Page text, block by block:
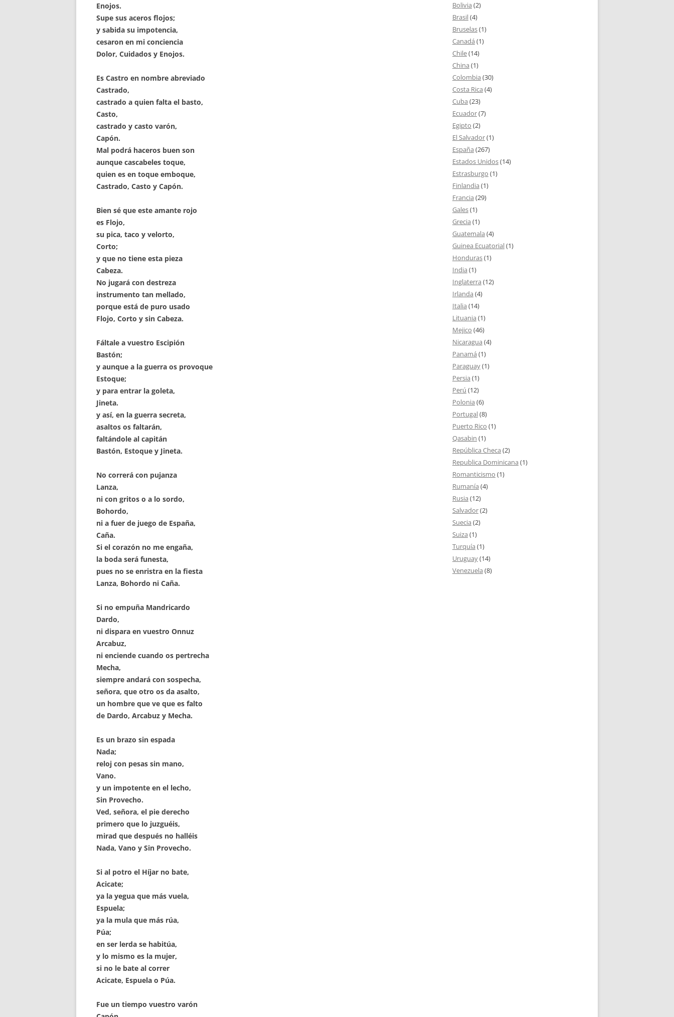
Enojos.
Supe sus aceros flojos;
y sabida su impotencia,
cesaron en mi conciencia
Dolor, Cuidados y Enojos.
Es Castro en nombre abreviado
Castrado,
castrado a quien falta el basto,
Casto,
castrado y casto varón,
Capón.
Mal podrá haceros buen son
aunque cascabeles toque,
quien es en toque emboque,
Castrado, Casto y Capón.
Bien sé que este amante rojo
es Flojo,
su pica, taco y velorto,
Corto;
y que no tiene esta pieza
Cabeza.
No jugará con destreza
instrumento tan mellado,
porque está de puro usado
Flojo, Corto y sin Cabeza.
Fáltale a vuestro Escipión
Bastón;
y aunque a la guerra os provoque
Estoque;
y para entrar la goleta,
Jineta.
y así, en la guerra secreta,
asaltos os faltarán,
faltándole al capitán
Bastón, Estoque y Jineta.
No correrá con pujanza
Lanza,
ni con gritos o a lo sordo,
Bohordo,
ni a fuer de juego de España,
Caña.
Si el corazón no me engaña,
la boda será funesta,
pues no se enristra en la fiesta
Lanza, Bohordo ni Caña.
Si no empuña Mandricardo
Dardo,
ni dispara en vuestro Onnuz
Arcabuz,
ni enciende cuando os pertrecha
Mecha,
siempre andará con sospecha,
señora, que otro os da asalto,
un hombre que ve que es falto
de Dardo, Arcabuz y Mecha.
Es un brazo sin espada
Nada;
reloj con pesas sin mano,
Vano.
y un impotente en el lecho,
Sin Provecho.
Ved, señora, el pie derecho
primero que lo juzguéis,
mirad que después no halléis
Nada, Vano y Sin Provecho.
Si al potro el Híjar no bate,
Acicate;
ya la yegua que más vuela,
Espuela;
ya la mula que más rúa,
Púa;
en ser lerda se habitúa,
y lo mismo es la mujer,
si no le bate al correr
Acicate, Espuela o Púa.
Fue un tiempo vuestro varón
Bolivia (2)
Brasil(4)
Bruselas(1)
Canadá (1)
Chile(14)
China (1)
Colombia (30)
Costa Rica (4)
Cuba (23)
Ecuador(7)
Egipto (2)
El Salvador(1)
España (267)
Estados Unidos(14)
Estrasburgo (1)
Finlandia (1)
Francia (29)
Gales(1)
Grecia (1)
Guatemala (4)
Guinea Ecuatorial(1)
Honduras(1)
India (1)
Inglaterra (12)
Irlanda (4)
Italia (14)
Lituania (1)
Mejico (46)
Nicaragua (4)
Panamá (1)
Paraguay(1)
Persia (1)
Perú (12)
Polonia (6)
Portugal(8)
Puerto Rico (1)
Qasabin (1)
República Checa (2)
Republica Dominicana (1)
Romanticismo (1)
Rumanía (4)
Rusia (12)
Salvador(2)
Suecia (2)
Suiza (1)
Turquía (1)
Uruguay(14)
Venezuela (8)